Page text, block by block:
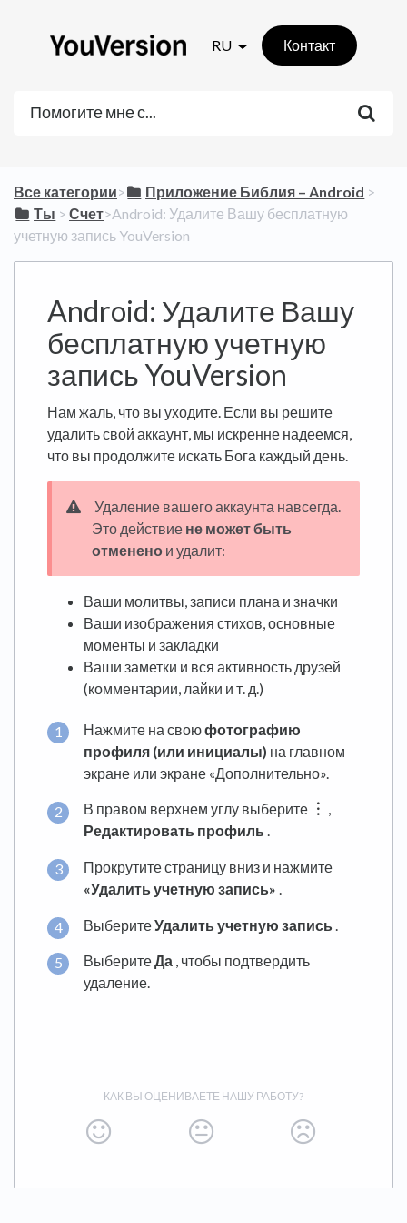
RU Контакт
Все категории​>​ ​Приложение Библия – Android ​ > ​
​Ты ​ > ​​Счет​>​ Android: Удалите Вашу бесплатную
учетную запись YouVersion
Android: Удалите Вашу
бесплатную учетную
запись YouVersion
Нам жаль, что вы уходите. Если вы решите
удалить свой аккаунт, мы искренне надеемся,
что вы продолжите искать Бога каждый день.
Удаление вашего аккаунта навсегда.
Это действие не может быть
отменено и удалит:
Ваши молитвы, записи плана и значки
Ваши изображения стихов, основные
моменты и закладки
Ваши заметки и вся активность друзей
(комментарии, лайки и т. д.)
Нажмите на своюфотографию
профиля (или инициалы) на главном
экране или экране «Дополнительно».
В правом верхнем углу выберите ︙ ,
Редактировать профиль .
Прокрутите страницу вниз и нажмите
«Удалить учетную запись» .
ВыберитеУдалить учетную запись
ВыберитеДа , чтобы подтвердить
удаление.
КАК ВЫ ОЦЕНИВАЕТЕ НАШУ РАБОТУ?